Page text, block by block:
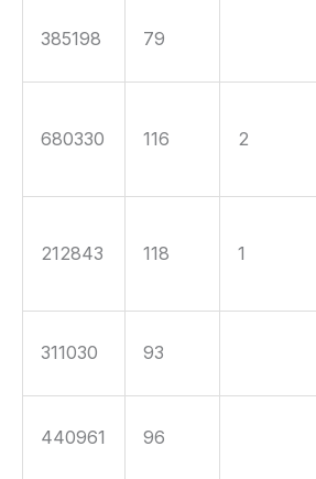
385198 79
680330 116 2
212843 118 1
311030 93
440961 96